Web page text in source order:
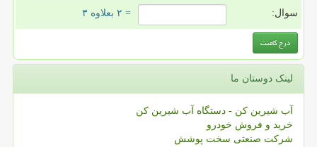
سوال: = ۲ بعلاوه ۳
لینک دوستان ما
آب شیرین کن - دستگاه آب شیرین کن
خرید و فروش خودرو
شرکت صنعتی سخت پوشش